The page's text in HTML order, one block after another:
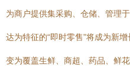
为商户提供集采购、仓储、管理
达为特征的“即时零售”将成为新
变为覆盖生鲜、商超、药品、鲜